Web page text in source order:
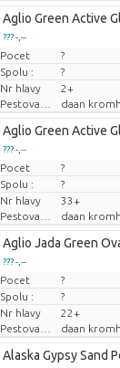
Aglio Green Active
??? -,--
Cena za kus
Pocet ?
Spolu :
?
Nr hlavy
2+
daan
Aglio Green Active
??? -,--
Cena za kus
Pocet ?
Spolu :
?
Nr hlavy
33+
daan
Aglio Jada Green
??? -,--
Cena za kus
Pocet ?
Spolu :
?
Nr hlavy
22+
daan
Alaska Gypsy Sand